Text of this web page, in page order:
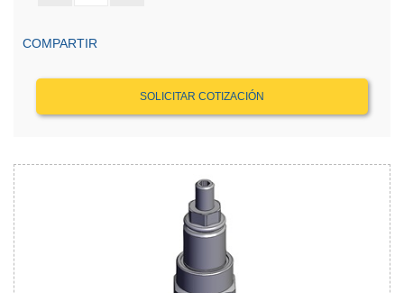
COMPARTIR
SOLICITAR COTIZACIÓN